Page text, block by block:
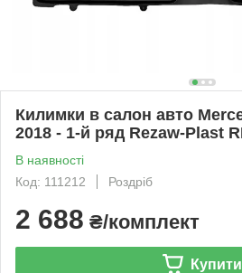
Килимки в салон авто
2018 - 1-й ряд Rezaw-Plast
В наявності
Код: 111212
Роздріб
2 688 ₴/комплект
Купити